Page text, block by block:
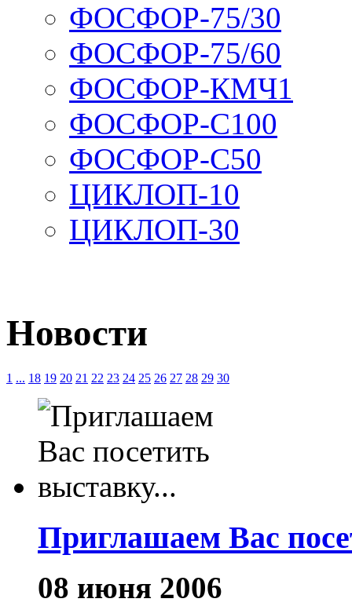
ФОСФОР-75/30
ФОСФОР-75/60
ФОСФОР-КМЧ1
ФОСФОР-С100
ФОСФОР-С50
ЦИКЛОП-10
ЦИКЛОП-30
Новости
1 ... 18 19 20 21 22 23 24 25 26 27 28 29 30
Приглашаем Вас
08 июня 2006